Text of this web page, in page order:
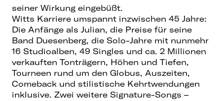
seiner Wirkung eingebüßt.
Witts Karriere umspannt inzwischen 45 Jahre:
Die Anfänge als Julian, die Preise für seine
Band Duesenberg, die Solo-Jahre mit nunmehr
16 Studioalben, 49 Singles und ca. 2 Millionen
verkauften Tonträgern, Höhen und Tiefen,
Tourneen rund um den Globus, Auszeiten,
Comeback und stilistische Kehrtwendungen
inklusive. Zwei weitere Signature-Songs –